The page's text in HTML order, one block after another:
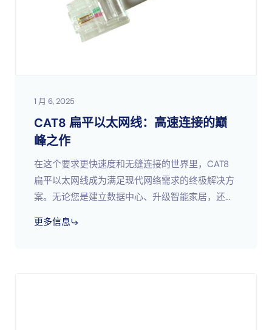
1 月 6, 2025
CAT8 扁平以太网线：高速连接的巅
峰之作
在这个要求更快速度和无缝连接的世界里，CAT8
扁平以太网线成为满足现代网络需求的终极解决方
案。无论您是建立数据中心、升级智能家居，还是
卓越的性能。凭借尖端技术，CAT8 扁平以太网
更多信息